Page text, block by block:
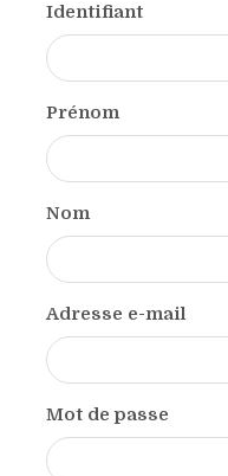
Identifiant
Prénom
Nom
Adresse e-mail
Mot de passe